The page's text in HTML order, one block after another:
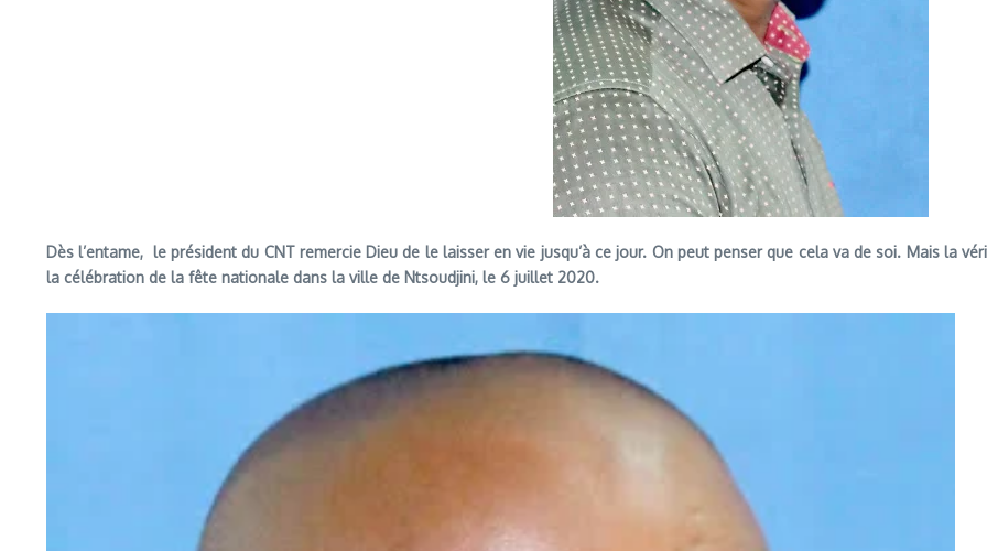
Dès l’entame, le président du CNT remercie Dieu de le laisser en vie jusqu’à ce jour. On peut penser que cela va de soi. Mais la
la célébration de la fête nationale dans la ville de Ntsoudjini, le 6 juillet 2020.